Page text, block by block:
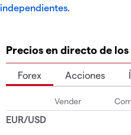
independientes.
Precios en directo de
Forex Acciones